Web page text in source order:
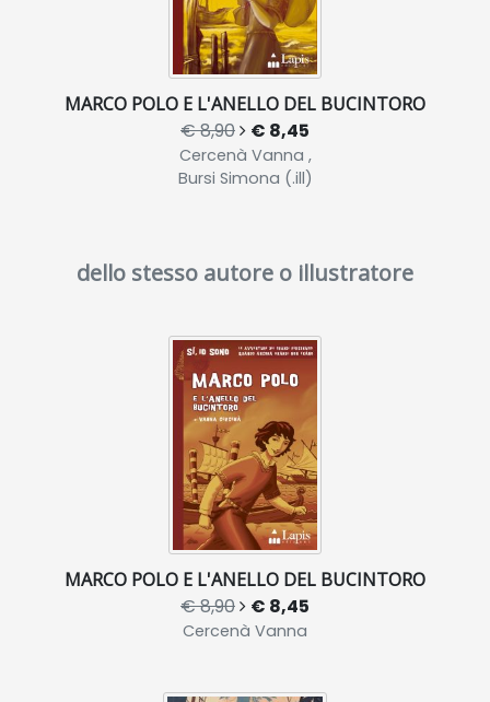
MARCO POLO E L'ANELLO DEL BUCINTORO
€ 8,90 € 8,45
Cercenà Vanna ,
Bursi Simona (.ill)
dello stesso autore o illustratore
MARCO POLO E L'ANELLO DEL BUCINTORO
€ 8,90 € 8,45
Cercenà Vanna